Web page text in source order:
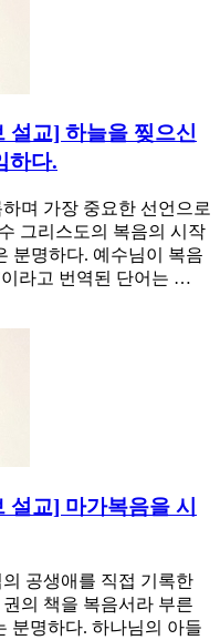
설교] 하늘을 찢으신
하다.
며 가장 중요한 선언으로
그리스도의 복음의 시작
분명하다. 예수님이 복음
이라고 번역된 단어는 …
교] 마가복음을 시
공생애를 직접 기록한
의 책을 복음서라 부른
분명하다. 하나님의 아들